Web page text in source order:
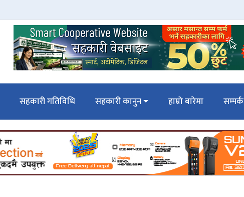
सहकारी गतिविधि सहकारी कानुन हाम्रो बारेमा सम्पर्क